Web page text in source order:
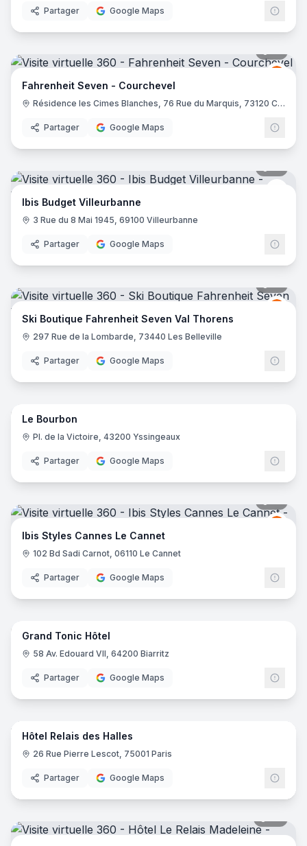
Partager Google Maps
Fahrenheit Seven - Courchevel
Résidence les Cimes Blanches, 76 Rue du Marquis, 73120 Courchevel
Partager Google Maps
Ibis
Ibis Budget Villeurbanne
3 Rue du 8 Mai 1945, 69100 Villeurbanne
Partager Google Maps
Ski Boutique Fahrenheit Seven Val Thorens
297 Rue de la Lombarde, 73440 Les Belleville
Partager Google Maps
16
Le Bourbon
Pl. de la Victoire, 43200 Yssingeaux
Partager Google Maps
Ibis
Ibis Styles Cannes Le Cannet
102 Bd Sadi Carnot, 06110 Le Cannet
Partager Google Maps
10
Grand Tonic Hôtel
58 Av. Edouard VII, 64200 Biarritz
Partager Google Maps
17
Hôtel Relais des Halles
26 Rue Pierre Lescot, 75001 Paris
Partager Google Maps